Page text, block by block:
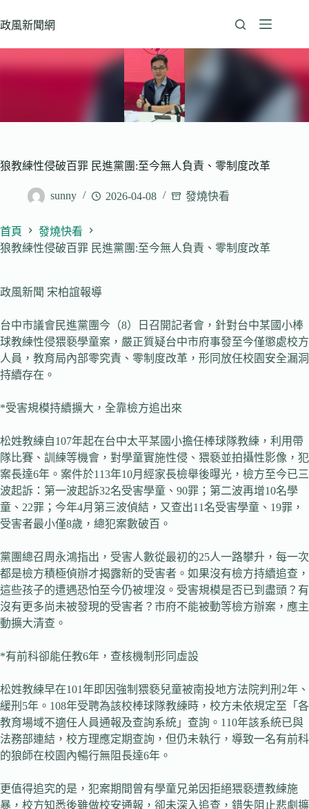
至
政風新聞網
狼教練性侵破百罪 民進黨團:至今無人負責、零制度改革
sunny 2026-04-08 發燒快看
首頁
發燒快看
狼教練性侵破百罪 民進黨團:至今無人負責、零制度改革
政風新聞 宋柏誼報導
台中市議會民進黨團今（8）日召開記者會，針對台中某國小棒
球教練性侵猥褻學童案，嚴正質疑台中市府事發至今僅懲處校方
人員，教育局內部零究責、零制度改革，形同放任校園安全漏洞
持續存在。
*受害規模持續擴大，全靠檢方追出來
松姓教練自107年起在台中太平某國小擔任棒球隊教練，利用帶
隊比賽、訓練等機會，對學童實施性侵、猥褻並拍攝性影像，犯
案長達6年。案件於113年10月經家長檢舉後曝光，檢方至今已三
波起訴：第一波起訴32名受害學童、90罪；第二波再增10名學
童、22罪；今年4月第三波偵結，又查出11名受害學童、19罪，
受害者最小僅8歲，總犯案數破百。
黨團總召周永鴻指出，受害人數從最初的25人一路攀升，每一次
都是檢方積極偵辦才揭露新的受害者。如果沒有檢方持續追查，
這些孩子的遭遇恐怕至今仍被埋沒。受害規模是否已到盡頭？有
沒有更多尚未被發現的受害者？市府不能被動等檢方辦案，應主
動擴大清查。
*有前科卻能任教6年，查核機制形同虛設
松姓教練早在101年即因強制猥褻兒童被南投地方法院判刑2年、
緩刑5年。108年受聘為該校棒球隊教練時，校方未依規定至「各
教育場域不適任人員通報及查詢系統」查詢。110年該系統已與
法務部連結，校方理應定期查詢，但仍未執行，導致一名有前科
的狼師在校園內暢行無阻長達6年。
更值得追究的是，犯案期間曾有學童兄弟因拒絕猥褻遭教練施
暴，校方知悉後雖做校安通報，卻未深入追查，錯失阻止悲劇擴